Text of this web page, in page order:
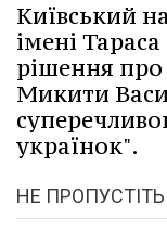
Київський
імені
рішення про
Микити
українок".
НЕ ПРОПУСТІТЬ